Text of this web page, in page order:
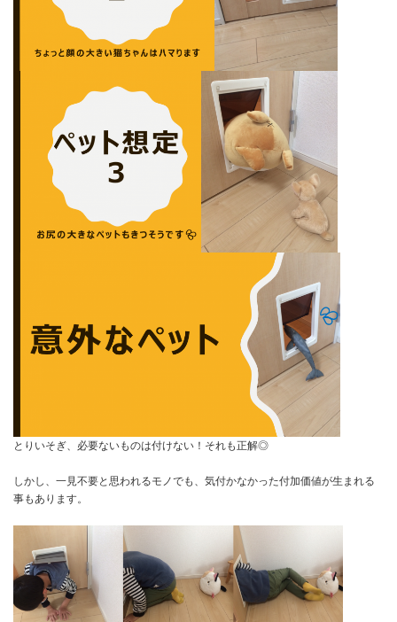
とりいそぎ、必要ないものは付けない！それも正解◎
しかし、一見不要と思われるモノでも、気付かなかった付加価値が生まれる
事もあります。